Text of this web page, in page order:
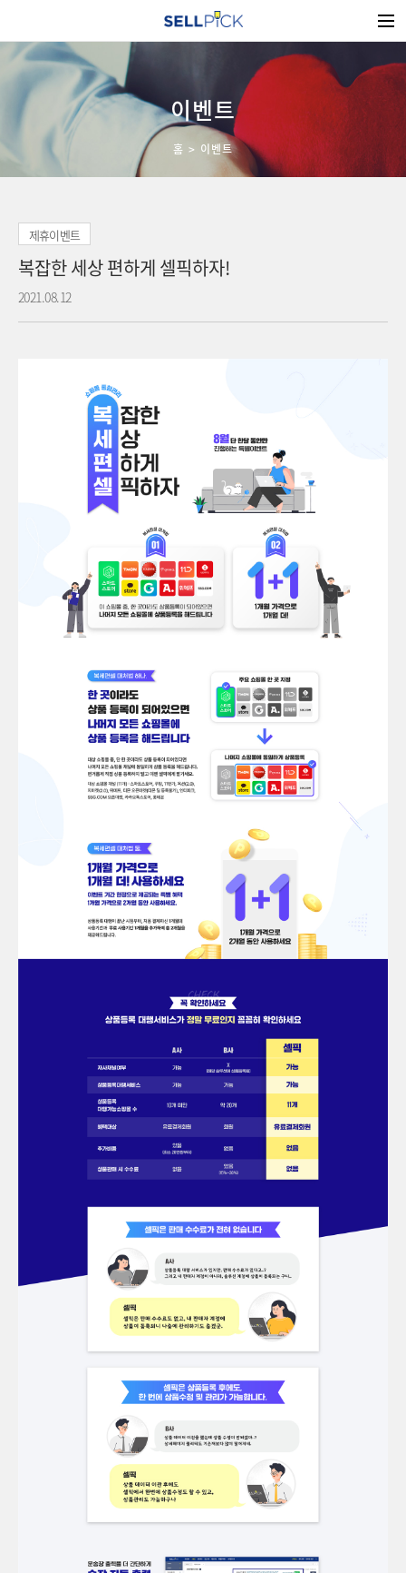
이벤트
홈 이벤트
복잡한 세상 편하게 셀픽하자!
2021.08.12